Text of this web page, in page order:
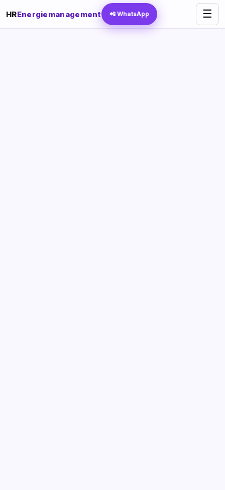
HREnergiemanagement 📲 WhatsApp ☰